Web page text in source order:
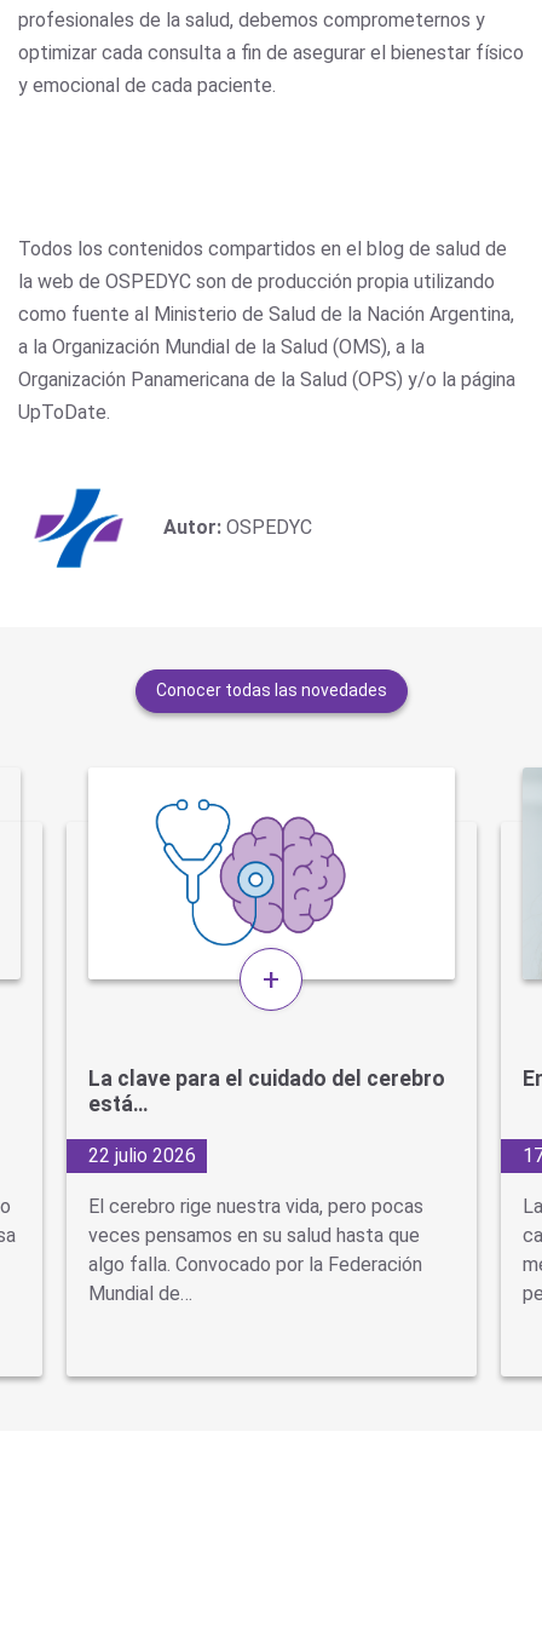
profesionales de la salud, debemos comprometernos y
optimizar cada consulta a fin de asegurar el bienestar físico
y emocional de cada paciente.
Todos los contenidos compartidos en el blog de salud de
la web de OSPEDYC son de producción propia utilizando
como fuente al Ministerio de Salud de la Nación Argentina,
a la Organización Mundial de la Salud (OMS), a la
Organización Panamericana de la Salud (OPS) y/o la página
UpToDate.
Autor: OSPEDYC
Conocer todas las novedades
+
La clave para el cuidado del cerebro
está…
22 julio 2026
El cerebro rige nuestra vida, pero pocas
veces pensamos en su salud hasta que
algo falla. Convocado por la Federación
Mundial de…